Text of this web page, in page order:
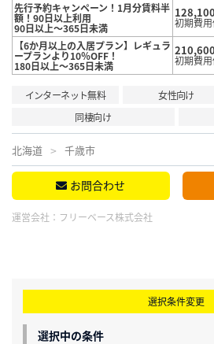
先行予約キャンペーン！1月分賃料半
額！90日以上利用
90日以上～365日未満
128,100
初期費
【6か月以上の入居プラン】レギュラ
ープランより10％OFF！
180日以上～365日未満
210,600
初期費
インターネット無料 女性向け
同棲向け
北海道 千歳市
お問合わせ
運営会社： フリーベース株式会社
選択条件変更
選択中の条件